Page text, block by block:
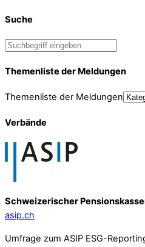
Suche
Themenliste der Meldungen
Themenliste der Meldungen
Verbände
Schweizerischer
asip.ch
Umfrage zum ASIP ESG-